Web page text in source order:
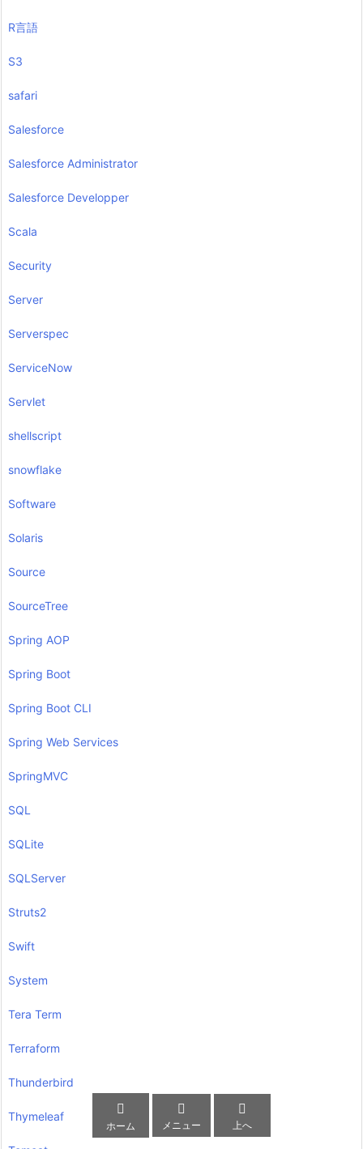
R言語
S3
safari
Salesforce
Salesforce Administrator
Salesforce Developper
Scala
Security
Server
Serverspec
ServiceNow
Servlet
shellscript
snowflake
Software
Solaris
Source
SourceTree
Spring AOP
Spring Boot
Spring Boot CLI
Spring Web Services
SpringMVC
SQL
SQLite
SQLServer
Struts2
Swift
System
Tera Term
Terraform
Thunderbird
Thymeleaf

ホーム

メニュー

上へ